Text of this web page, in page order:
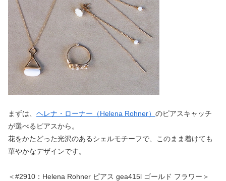
まずは、 ヘレナ・ローナー（Helena Rohner） のピアスキャッチ
が選べるピアスから。
花をかたどった光沢のあるシェルモチーフで、このまま着けても
華やかなデザインです。
＜#2910：Helena Rohner ピアス gea415l ゴールド フラワー＞